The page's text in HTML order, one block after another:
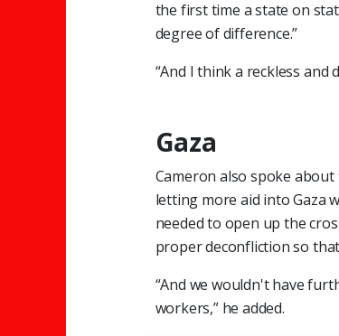
the first time a state on
degree of difference.”
“And I think a reckless
Gaza
Cameron also spoke
letting more aid into Gaza
needed to open up the
proper deconfliction so
“And we wouldn't have
workers,” he added.